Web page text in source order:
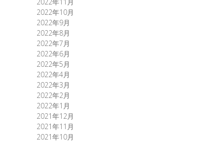
2022年10月
2022年9月
2022年8月
2022年7月
2022年6月
2022年5月
2022年4月
2022年3月
2022年2月
2022年1月
2021年12月
2021年11月
2021年10月